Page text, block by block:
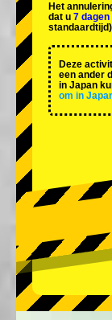
Het
dat u 7
Deze
een ander
in Japan
om in